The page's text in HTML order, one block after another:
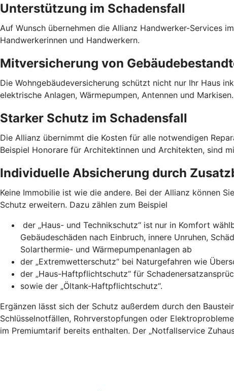
Unterstützung im Schadensfall
Auf Wunsch übernehmen die Allianz Hand­werker-Services
Handwerkerinnen und Handwerkern.
Mitversicherung von
Die Wohngebäudeversicherung schützt nicht nur Ihr Haus
elektrische Anlagen, Wärmepumpen, Antennen und Markisen.
Starker Schutz im Schadensfall
Die Allianz übernimmt die Kosten für alle notwendigen
Beispiel Honorare für Architektinnen und Architekten, sind
Individuelle Absicherung durch
Keine Immobilie ist wie die andere. Bei der Allianz können
Schutz erweitern. Dazu zählen zum Beispiel
der „Haus- und Technikschutz“ ist nur in Komfort
Gebäudeschäden nach Einbruch, innere Unruhen,
Solarthermie- und Wärmepumpenanlagen ab
der „Extremwetterschutz“ bei Naturgefahren wie
der „Haus-Haftpflichtschutz“ für
sowie der „Öltank-Haftpflichtschutz“.
Ergänzen lässt sich der Schutz außerdem durch den
Schlüsselnotfällen, Rohrverstopfungen oder
im Premiumtarif bereits enthalten. Der „Notfallservice